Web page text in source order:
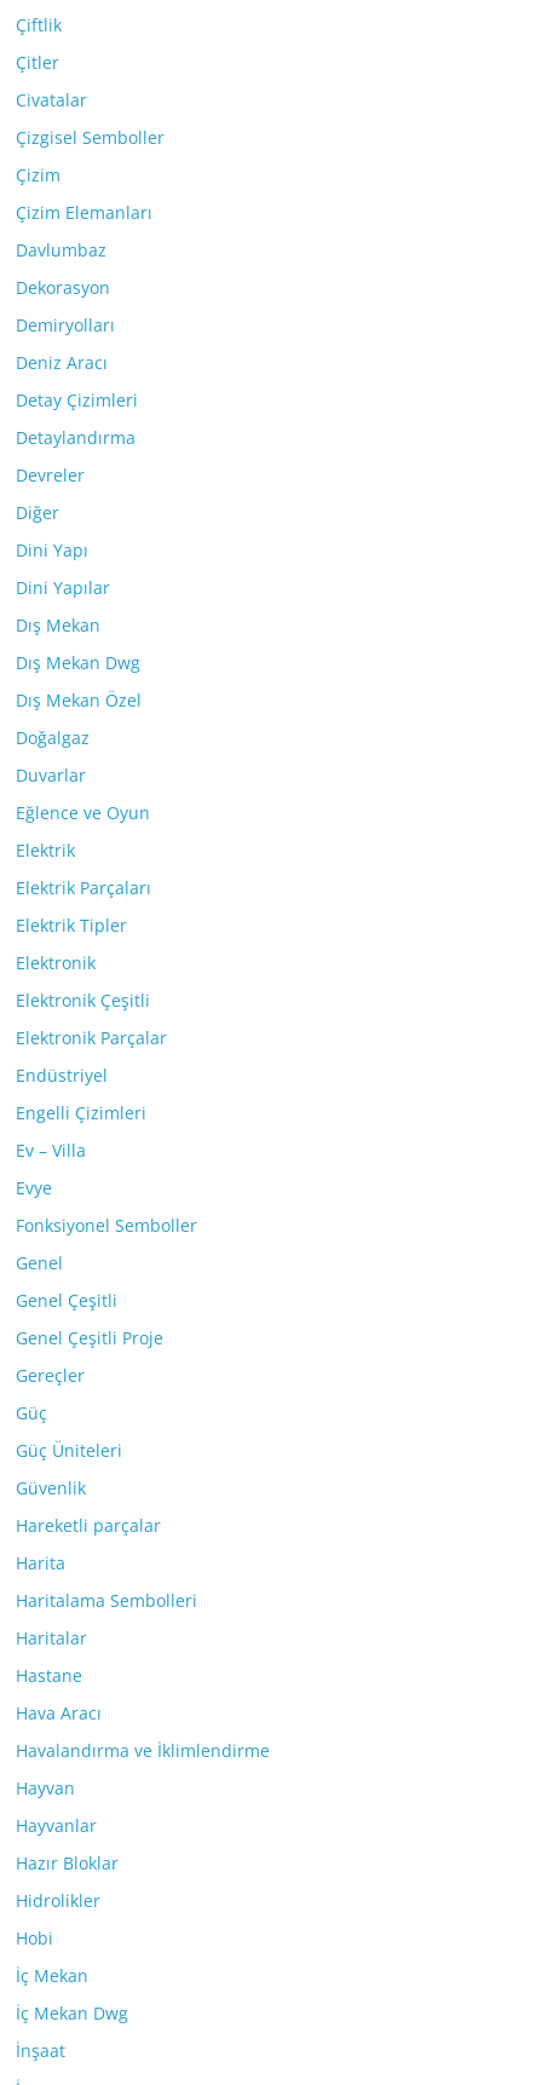
Çiftlik
Çitler
Civatalar
Çizgisel Semboller
Çizim
Çizim Elemanları
Davlumbaz
Dekorasyon
Demiryolları
Deniz Aracı
Detay Çizimleri
Detaylandırma
Devreler
Diğer
Dini Yapı
Dini Yapılar
Dış Mekan
Dış Mekan Dwg
Dış Mekan Özel
Doğalgaz
Duvarlar
Eğlence ve Oyun
Elektrik
Elektrik Parçaları
Elektrik Tipler
Elektronik
Elektronik Çeşitli
Elektronik Parçalar
Endüstriyel
Engelli Çizimleri
Ev – Villa
Evye
Fonksiyonel Semboller
Genel
Genel Çeşitli
Genel Çeşitli Proje
Gereçler
Güç
Güç Üniteleri
Güvenlik
Hareketli parçalar
Harita
Haritalama Sembolleri
Haritalar
Hastane
Hava Aracı
Havalandırma ve İklimlendirme
Hayvan
Hayvanlar
Hazır Bloklar
Hidrolikler
Hobi
İç Mekan
İç Mekan Dwg
İnşaat